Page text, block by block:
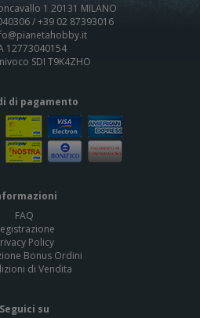
1 20131 MILANO
/ +39 02 87393016
12773040154
SDI T9K4ZHO
di pagamento
FAQ
Policy
Bonus Ordini
di Vendita
Seguici su